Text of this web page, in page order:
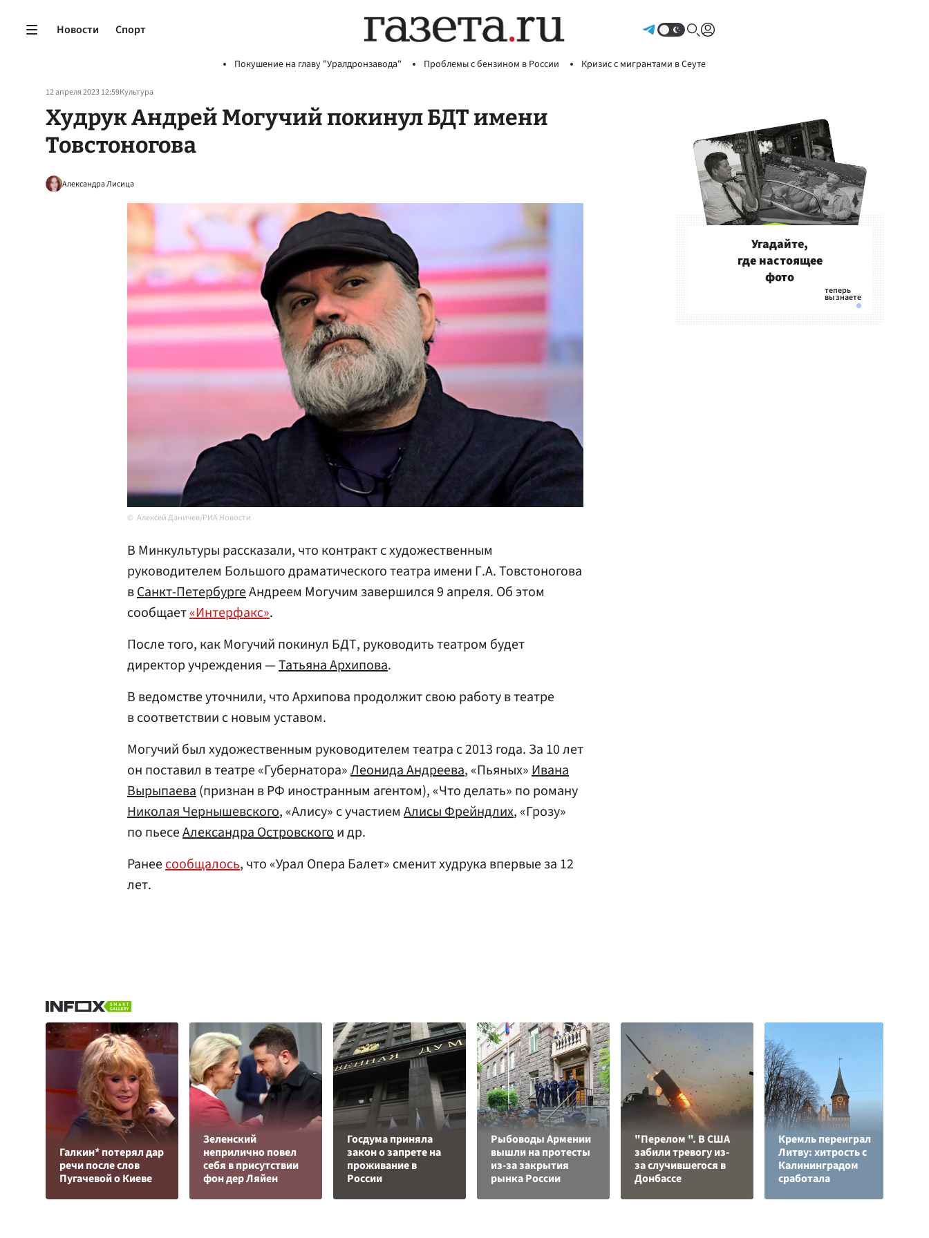
Новости Спорт
Покушение на главу "Уралдронзавода" Проблемы с бензином в России Кризис с мигрантами в Сеуте
12 апреля 2023 12:59Культура
Худрук Андрей Могучий покинул БДТ имени
Товстоногова
Александра Лисица
Алексей Даничев/РИА Новости
В Минкультуры рассказали, что контракт с художественным
руководителем Большого драматического театра имени Г.А. Товстоногова
вСанкт-ПетербургеАндреем Могучим завершился 9 апреля. Об этом
сообщает«Интерфакс».
После того, как Могучий покинул БДТ, руководить театром будет
директор учреждения —Татьяна Архипова.
В ведомстве уточнили, что Архипова продолжит свою работу в театре
в соответствии с новым уставом.
Могучий был художественным руководителем театра с 2013 года. За 10 лет
он поставил в театре «Губернатора»Леонида Андреева, «Пьяных»Ивана
Вырыпаева(признан в РФ иностранным агентом), «Что делать» по роману
Николая Чернышевского, «Алису» с участием Алисы Фрейндлих, «Грозу»
по пьесеАлександра Островскогои др.
Ранеесообщалось, что «Урал Опера Балет» сменит худрука впервые за 12
лет.
Угадайте,
где настоящее
фото
Галкин* потерял дар
речи после слов
Пугачевой о Киеве
Зеленский
неприлично повел
cебя в присутствии
фон дер Ляйен
Госдума приняла
закон о запрете на
проживание в
России
Рыбоводы Армении
вышли на протесты
из-за закрытия
рынка России
"Перелом ". В США
забили тревогу из-
за случившегося в
Донбассе
Кремль переиграл
Литву: хитрость с
Калининградом
сработала